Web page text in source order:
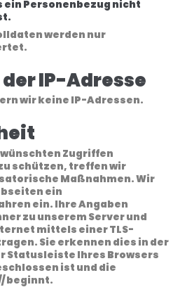
Personenbezug nicht
werden nur
IP-Adresse
wir keine IP-Adressen.
Zugriffen
schützen, treffen wir
Maßnahmen. Wir
ein
ein. Ihre Angaben
zu unserem Server und
mittels einer TLS-
Sie erkennen dies in der
Statusleiste Ihres Browsers
ist und die
beginnt.